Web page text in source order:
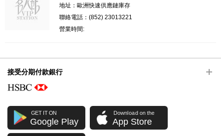
地址：歐洲快速供應鏈庫存
聯絡電話：(852) 23013221
營業時間:
接受分期付款銀行
GET IT ON
Google Play
Download on the
App Store